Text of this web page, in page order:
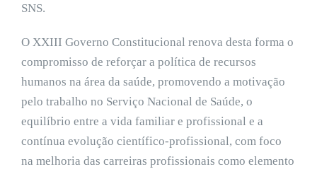
SNS.
O XXIII Governo Constitucional renova desta forma o
compromisso de reforçar a política de recursos
humanos na área da saúde, promovendo a motivação
pelo trabalho no Serviço Nacional de Saúde, o
equilíbrio entre a vida familiar e profissional e a
contínua evolução científico-profissional, com foco
na melhoria das carreiras profissionais como elemento